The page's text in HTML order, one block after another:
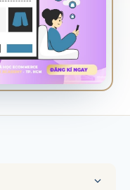
hiện đại
điện tử